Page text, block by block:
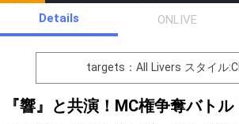
Points List of Goal
0 Event Begins!
オリジナルアバター制作権獲
得！
Details ONLIVE
targets：All Livers スタイル
『響』と共演！MC権争奪バトル